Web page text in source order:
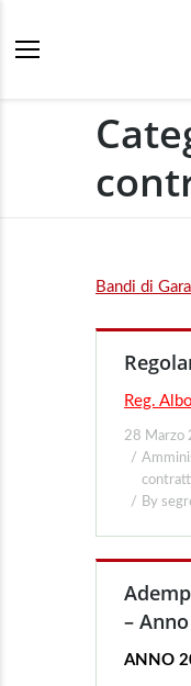
Bandi di
Reg.
28 Marzo
By
–
ANNO